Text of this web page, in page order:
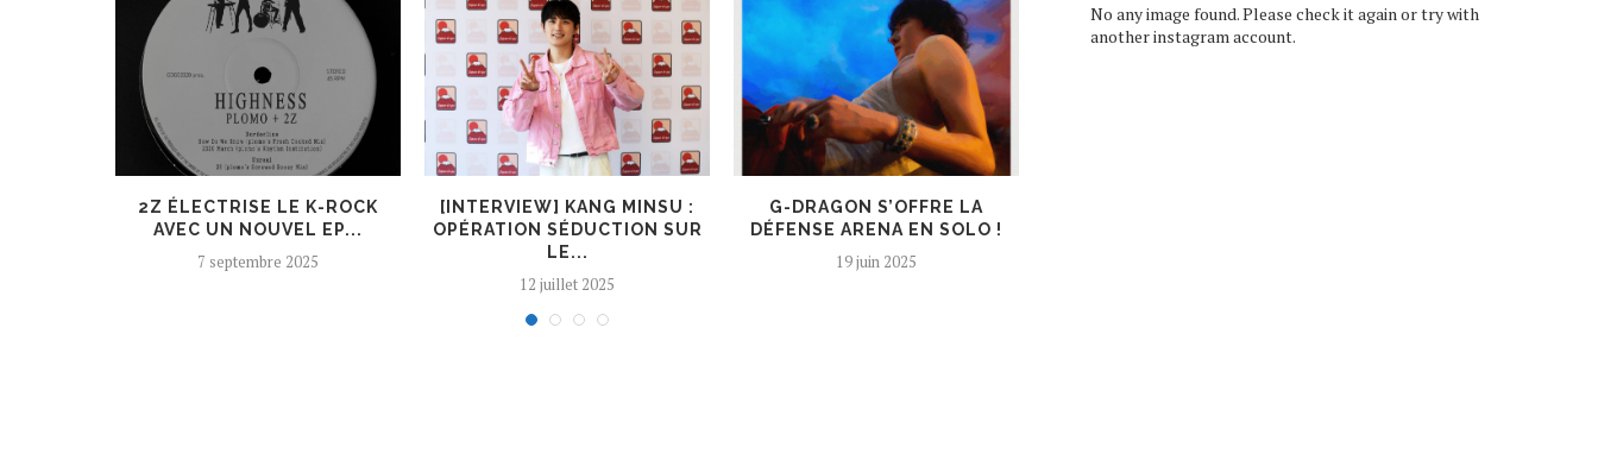
2Z ÉLECTRISE LE K-ROCK
AVEC UN NOUVEL EP...
7 septembre 2025
[INTERVIEW] KANG MINSU :
OPÉRATION SÉDUCTION SUR
LE...
12 juillet 2025
G-DRAGON S’OFFRE LA
DÉFENSE ARENA EN SOLO !
19 juin 2025
No any image found. Please check it again or try with
another instagram account.